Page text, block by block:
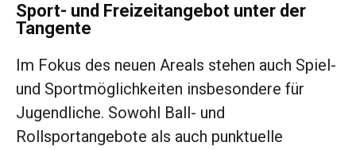
Sport- und Freizeitangebot unter der
Tangente
Im Fokus des neuen Areals stehen auch Spiel-
und Sportmöglichkeiten insbesondere für
Jugendliche. Sowohl Ball- und
Rollsportangebote als auch punktuelle